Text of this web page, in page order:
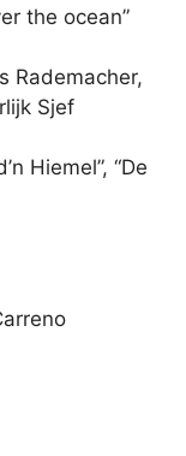
the ocean”
Rademacher,
Sjef
Hiemel”, “De